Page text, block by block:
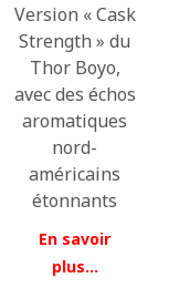
Version « Cask
Strength » du
Thor Boyo,
avec des échos
aromatiques
nord-
américains
étonnants
En savoir
plus...